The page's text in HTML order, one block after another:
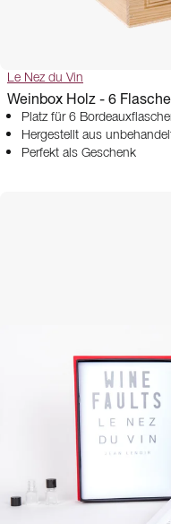
Le Nez du Vin
Weinbox Holz - 6
Platz für 6
Hergestellt aus
Perfekt als Geschenk